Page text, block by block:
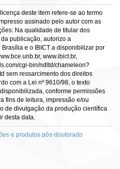
deste item refere-se ao termo
assinado pelo autor com as
Na qualidade de titular dos
publicação, autorizo a
e o IBICT a disponibilizar por
www.ibict.br,
cgi-bin/ndltd/chameleon?
sem ressarcimento dos direitos
com a Lei nº 9610/98, o texto
conforme permissões
fins de leitura, impressão e/ou
de divulgação da produção científica
desta data.
e produtos pós-doutorado